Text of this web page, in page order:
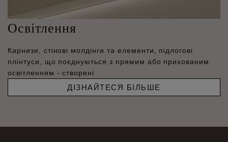
Освітлення
Карнизи, стінові молдінги та елементи, підлогові
плінтуси, що поєднуються з прямим або прихованим
освітленням - створені
ДІЗНАЙТЕСЯ БІЛЬШЕ